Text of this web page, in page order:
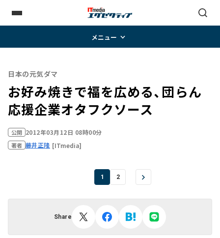
メニュー
日本の元気ダマ
お好み焼きで福を広める、団らん
応援企業オタフクソース
公開 2012年03月12日 08時00分
著者 藤井正隆 [ITmedia]
1 2
Share